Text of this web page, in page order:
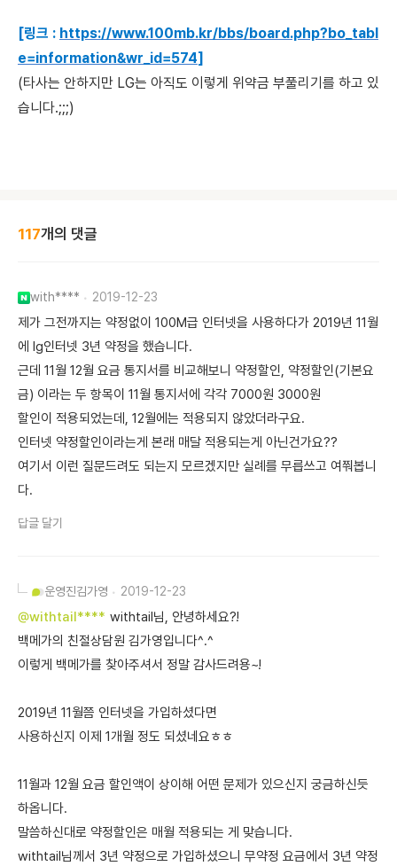
[링크 : https://www.100mb.kr/bbs/board.php?bo_tabl
e=information&wr_id=574]
(타사는 안하지만 LG는 아직도 이렇게 위약금 부풀리기를 하고 있
습니다.;;;)
117개의 댓글
with**** 2019-12-23
제가 그전까지는 약정없이 100M급 인터넷을 사용하다가 2019년 11월
에 lg인터넷 3년 약정을 했습니다.
근데 11월 12월 요금 통지서를 비교해보니 약정할인, 약정할인(기본요
금) 이라는 두 항목이 11월 통지서에 각각 7000원 3000원
할인이 적용되었는데, 12월에는 적용되지 않았더라구요.
인터넷 약정할인이라는게 본래 매달 적용되는게 아닌건가요??
여기서 이런 질문드려도 되는지 모르겠지만 실례를 무릅쓰고 여쭤봅니
다.
답글 달기
운영진김가영 2019-12-23
@withtail**** withtail님, 안녕하세요?!
백메가의 친절상담원 김가영입니다^.^
이렇게 백메가를 찾아주셔서 정말 감사드려용~!
2019년 11월쯤 인터넷을 가입하셨다면
사용하신지 이제 1개월 정도 되셨네요ㅎㅎ
11월과 12월 요금 할인액이 상이해 어떤 문제가 있으신지 궁금하신듯
하옵니다.
말씀하신대로 약정할인은 매월 적용되는 게 맞습니다.
withtail님께서 3년 약정으로 가입하셨으니 무약정 요금에서 3년 약정